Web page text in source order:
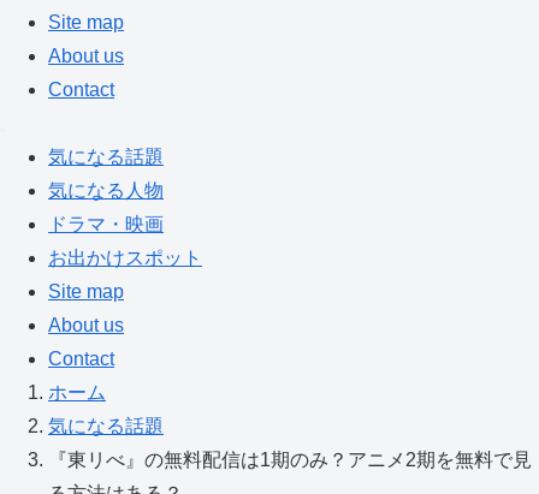
Site map
About us
Contact
気になる話題
気になる人物
ドラマ・映画
お出かけスポット
Site map
About us
Contact
ホーム
気になる話題
『東リべ』の無料配信は1期のみ？アニメ2期を無料で見